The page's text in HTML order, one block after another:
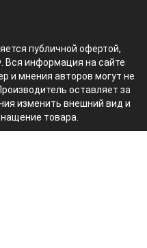
публичной офертой,
Вся информация на сайте
и мнения авторов могут не
оставляет за
изменить внешний вид и
товара.